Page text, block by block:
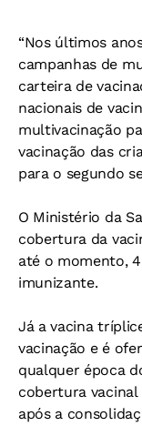
“Nos últimos
campanhas de
carteira de
nacionais de
multivacinação
vacinação das
para o segundo
O Ministério da
cobertura da
até o momento,
imunizante.
Já a vacina
vacinação e é
qualquer época
cobertura vacinal
após a